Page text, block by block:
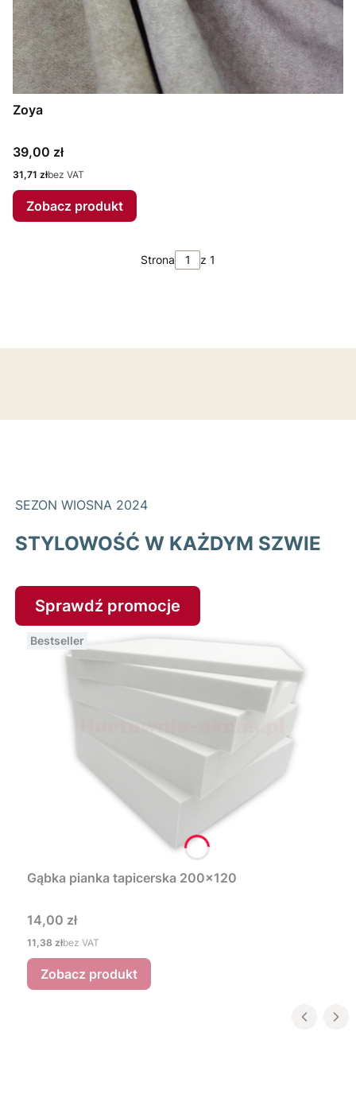
Zoya
Cena
39,00 zł
Cena
31,71 złbez VAT
Zobacz produkt
Strona z 1
SEZON WIOSNA 2024
STYLOWOŚĆ W KAŻDYM SZWIE
Sprawdź promocje
Bestseller
Gąbka pianka tapicerska 200x120
Cena
14,00 zł
Cena
11,38 złbez VAT
Zobacz produkt